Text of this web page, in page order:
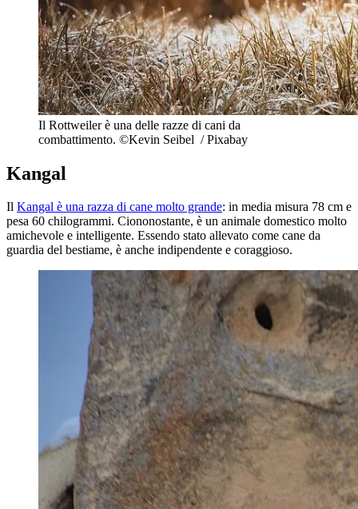
Il Rottweiler è una delle razze di cani da
combattimento. ©Kevin Seibel / Pixabay
Kangal
Il Kangal è una razza di cane molto grande: in media misura 78 cm e
pesa 60 chilogrammi. Ciononostante, è un animale domestico molto
amichevole e intelligente. Essendo stato allevato come cane da
guardia del bestiame, è anche indipendente e coraggioso.